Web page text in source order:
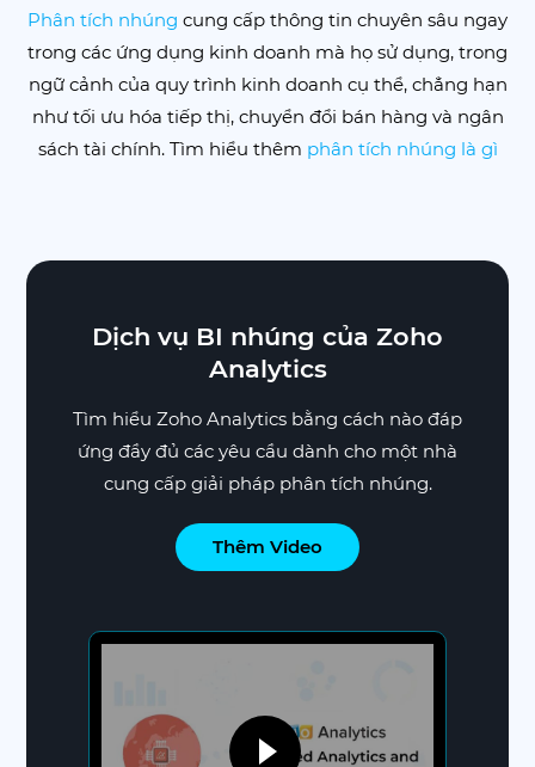
Phân tích nhúng cung cấp thông tin chuyên sâu ngay
trong các ứng dụng kinh doanh mà họ sử dụng, trong
ngữ cảnh của quy trình kinh doanh cụ thể, chẳng hạn
như tối ưu hóa tiếp thị, chuyển đổi bán hàng và ngân
sách tài chính. Tìm hiểu thêm phân tích nhúng là gì
Cách bắt đầu sử dụng Zoho
Analytics
Video này cung cấp cho bạn thông tin tổng
quan ngắn gọn về Zoho Analytics.
Dịch vụ BI nhúng của Zoho
Analytics
Tìm hiểu Zoho Analytics bằng cách nào đáp
ứng đầy đủ các yêu cầu dành cho một nhà
cung cấp giải pháp phân tích nhúng.
Thêm Video